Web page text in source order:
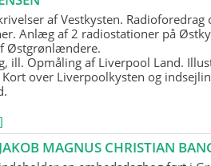
af Vestkysten. Radioforedrag
Anlæg af 2 radiostationer på
Østgrønlændere.
ill. Opmåling af Liverpool Land.
over Liverpoolkysten og
MAGNUS CHRISTIAN